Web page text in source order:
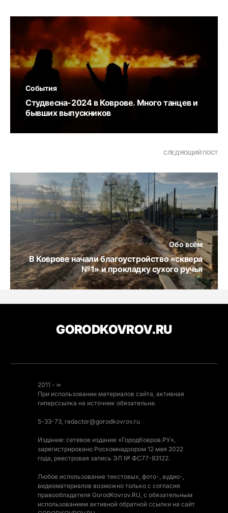
События
Студвесна-2024 в Коврове. Много танцев и
бывших выпускников
СЛЕДУЮЩИЙ ПОСТ
Обо всём
В Коврове начали благоустройство «сквера
№1» и прокладку сухого ручья
GORODKOVROV.RU
2011 - ∞
При использовании материалов сайта, активная
гиперссылка на источник обязательна.
5-33-73, redactor@gorodkovrov.ru
Издание: сетевое издание «ГородКовров.РУ»,
зарегистрировано Роскомнадзором 12 мая 2022
года, реестровая запись ЭЛ № ФС77-83122.
Любое использование текстовых, фото-, аудио-,
видеоматериалов возможно только с согласия
правообладателя GorodKovrov.RU, с обязательным
использованием активной обратной ссылки на сайт